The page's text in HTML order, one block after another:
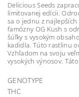
Delicious Seeds
limitovanej edícii.
sa o jednu z
famózny OG Kush s
šúľky s vysokým
kadidla. Túto rastlinu
Vzhľadom na svoju
vysokých výnosov.
GENOTYPE
THC